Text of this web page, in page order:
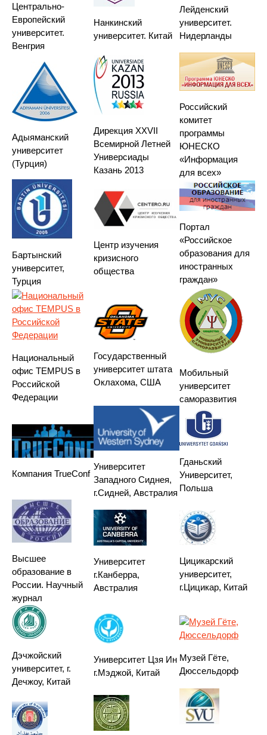
Центрально-
Европейский
университет.
Венгрия
Нанкинский
университет. Китай
Лейденский
университет.
Нидерланды
Адыяманский
университет
(Турция)
Дирекция XXVII
Всемирной Летней
Универсиады
Казань 2013
Российский
комитет
программы
ЮНЕСКО
«Информация
для всех»
Бартынский
университет,
Турция
Центр изучения
кризисного
общества
Портал
«Российское
образования для
иностранных
граждан»
Национальный
офис TEMPUS в
Российской
Федерации
Государственный
университет штата
Оклахома, США
Мобильный
университет
саморазвития
Компания TrueConf
Университет
Западного Сиднея,
г.Сидней, Австралия
Гданьский
Университет,
Польша
Высшее
образование в
России. Научный
журнал
Университет
г.Канберра,
Австралия
Цицикарский
университет,
г.Цицикар, Китай
Дэчжойский
университет, г.
Дечжоу, Китай
Университет Цзя Ин
г.Мэджой, Китай
Музей Гёте,
Дюссельдорф